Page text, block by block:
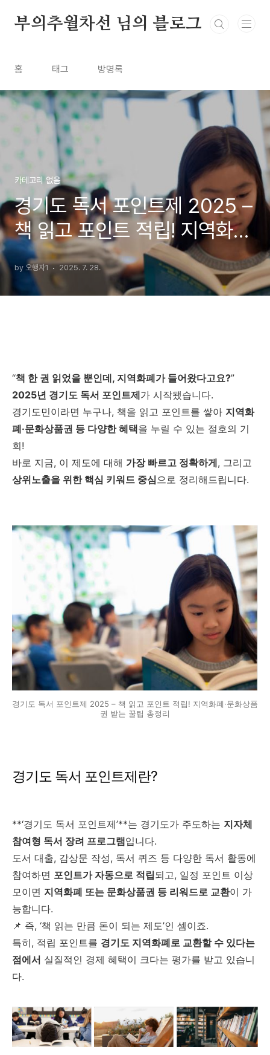
부의추월차선 님의 블로그
홈 태그 방명록
카테고리 없음
경기도 독서 포인트제 2025 –
책 읽고 포인트 적립! 지역화폐·
문화상품권 받는 꿀팁 총정리
by 오행자1 2025. 7. 28.
“책 한 권 읽었을 뿐인데, 지역화폐가 들어왔다고요?”
2025년 경기도 독서 포인트제가 시작됐습니다.
경기도민이라면 누구나, 책을 읽고 포인트를 쌓아 지역화
폐·문화상품권 등 다양한 혜택을 누릴 수 있는 절호의 기
회!
바로 지금, 이 제도에 대해 가장 빠르고 정확하게, 그리고
상위노출을 위한 핵심 키워드 중심으로 정리해드립니다.
경기도 독서 포인트제 2025 – 책 읽고 포인트 적립! 지역화폐·문화상품
권 받는 꿀팁 총정리
경기도 독서 포인트제란?
**‘경기도 독서 포인트제’**는 경기도가 주도하는 지자체
참여형 독서 장려 프로그램입니다.
도서 대출, 감상문 작성, 독서 퀴즈 등 다양한 독서 활동에
참여하면 포인트가 자동으로 적립되고, 일정 포인트 이상
모이면 지역화폐 또는 문화상품권 등 리워드로 교환이 가
능합니다.
📌 즉, ‘책 읽는 만큼 돈이 되는 제도’인 셈이죠.
특히, 적립 포인트를 경기도 지역화폐로 교환할 수 있다는
점에서 실질적인 경제 혜택이 크다는 평가를 받고 있습니
다.